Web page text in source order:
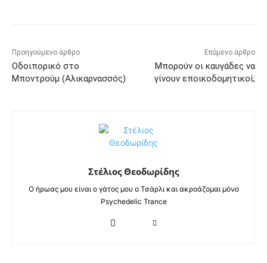
Προηγούμενο άρθρο
Οδοιπορικό στο
Μποντρούμ (Αλικαρνασσός)
Επόμενο άρθρο
Μπορούν οι καυγάδες να
γίνουν εποικοδομητικοί;
Στέλιος Θεοδωρίδης
Ο ήρωας μου είναι ο γάτος μου ο Τσάρλι και ακροάζομαι μόνο
Psychedelic Trance